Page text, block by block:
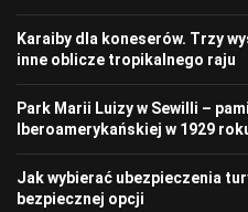
Karaiby dla koneserów. Trzy
inne oblicze tropikalnego raju
Park Marii Luizy w Sewilli –
Iberoamerykańskiej w 1929
Jak wybierać ubezpieczenia
bezpiecznej opcji